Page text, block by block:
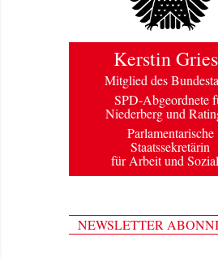
Kerstin
Mitglied des
SPD-Abgeordnete
Niederberg und
Parlamentarische
Staatssekretärin
für Arbeit und
NEWSLETTER